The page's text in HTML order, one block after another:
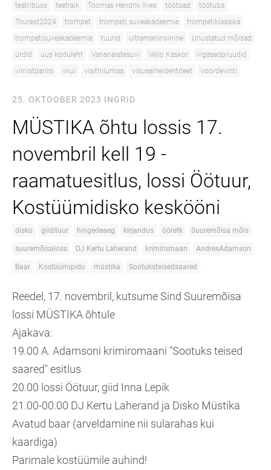
teatribuss teetraik Toomas Hendrik Ilves töötoad
töötuba
Tourest2024
trompet trompeti suveakadeemia
trompetiklassika
trompetisuveakadeemia
tuurid ultramariinsinine
Unustatud mõisad
ürdid
uus koduleht Vananaistesuvi Vello Kaskor
vigasedpruudid
viinistpariisi
viiul visithiiumaa visuaalneidentiteet voordevinti
25. OKTOOBER 2023 INGRID
MÜSTIKA õhtu lossis 17.
novembril kell 19 -
raamatuesitlus, lossi Öötuur,
Kostüümidisko keskööni
disko giidituur hingedeaeg kirjandus ööretk Suuremõisa mõis
suuremõisaloss DJ Kertu Laherand krimiromaan AndresAdamson
Baar Kostüümipidu müstika Sootuksteisedsaared
Reedel, 17. novembril, kutsume Sind Suuremõisa
lossi MÜSTIKA õhtule
Ajakava:
19.00 A. Adamsoni krimiromaani "Sootuks teised
saared" esitlus
20.00 lossi Öötuur, giid Inna Lepik
21.00-00.00 DJ Kertu Laherand ja Disko Müstika
Avatud baar (arveldamine nii sularahas kui
kaardiga)
Parimale kostüümile auhind!